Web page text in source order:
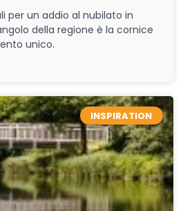
per un addio al nubilato in
della regione è la cornice
unico.
INSPIRATION